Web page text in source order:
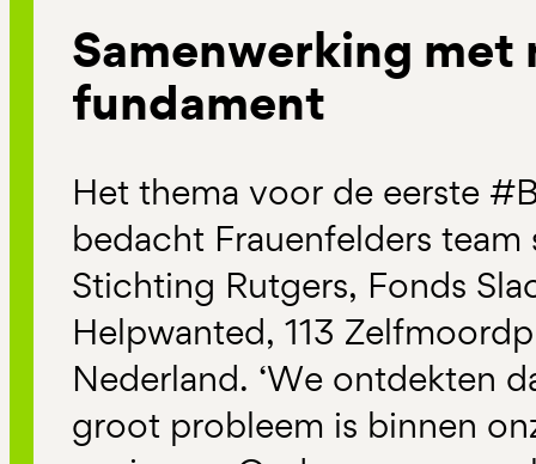
Samenwerking met
fundament
Het thema voor de eerste
bedacht Frauenfelders team
Stichting Rutgers, Fonds
Helpwanted, 113
Nederland. ‘We ontdekten
groot probleem is binnen